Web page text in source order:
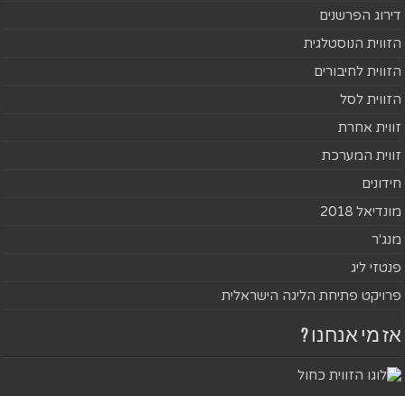
דירוג הפרשנים
הזווית הנוסטלגית
הזווית לחיבורים
הזווית לסל
זווית אחרת
זווית המערכת
חידונים
מונדיאל 2018
מנג'ר
פנטזי ליג
פרויקט פתיחת הליגה הישראלית
אז מי אנחנו ?